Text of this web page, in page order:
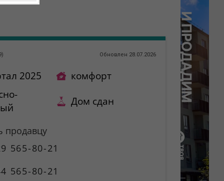
) Обновлен 28.07.2026
2025
комфорт
Дом сдан
продавцу
565-80-21
565-80-21